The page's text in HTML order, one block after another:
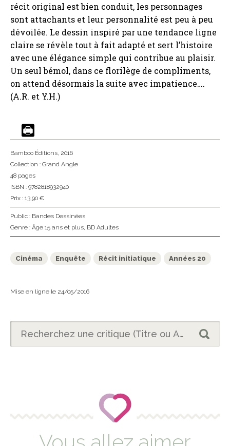
récit original est bien conduit, les personnages
sont attachants et leur personnalité est peu à peu
dévoilée. Le dessin inspiré par une tendance ligne
claire se révèle tout à fait adapté et sert l’histoire
avec une élégance simple qui contribue au plaisir.
Un seul bémol, dans ce florilège de compliments,
on attend désormais la suite avec impatience….
(A.R. et Y.H.)
Bamboo Éditions, 2016
Collection : Grand Angle
48 pages
ISBN : 9782818932940
Prix : 13,90 €
Public : Bandes Dessinées
Genre : Âge 15 ans et plus, BD Adultes
Cinéma Enquête Récit initiatique Années 20
Mise en ligne le 24/05/2016